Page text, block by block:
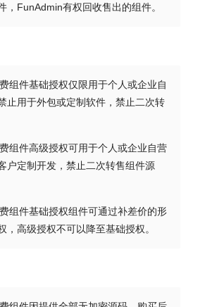
，FunAdmin有权回收售出的组件。
组件基础授权仅限用于个人或企业自
止用于外包或定制软件，禁止二次转
组件高级授权可用于个人或企业自营
户定制开发，禁止二次转售组件源
组件基础授权组件可通过补差价的形
，高级授权不可以降至基础授权。